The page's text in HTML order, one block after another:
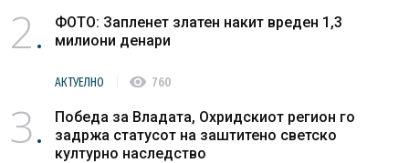
2
ФОТО: Запленет златен накит вреден 1,3
милиони денари
АКТУЕЛНО visibility 760
3
Победа за Владата, Охридскиот регион го
задржа статусот на заштитено светско
културно наследство